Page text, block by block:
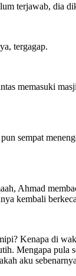
terjawab, dia
tergagap.
memasuki
sempat
Ahmad
kembali
Kenapa di
Mengapa pula
aku